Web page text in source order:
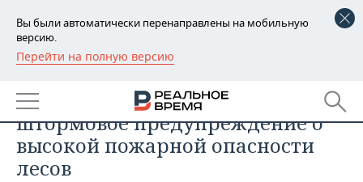
Вы были автоматически перенаправлены на мобильную
версию.
Перейти на полную версию
РЕГИОНЫ
БАШКОРТОСТАН
ТАТАРСТАН
УДМУРТИЯ
НОВОСТИ
АНАЛИТИКА
НОВОСТИ АНАЛИТИКИ
ЭКОНОМИКА
В Татарстане объявлено
штормовое предупреждение о
высокой пожарной опасности
лесов